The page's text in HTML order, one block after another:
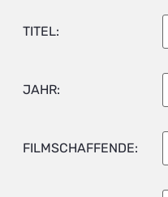
TITEL:
JAHR:
FILMSCHAFFENDE: